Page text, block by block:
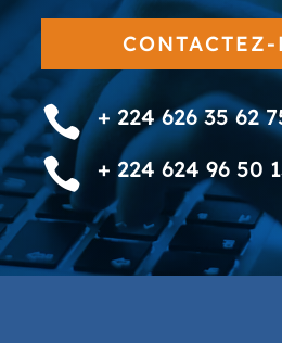
 + 224 626 35 62
 + 224 624 96 50